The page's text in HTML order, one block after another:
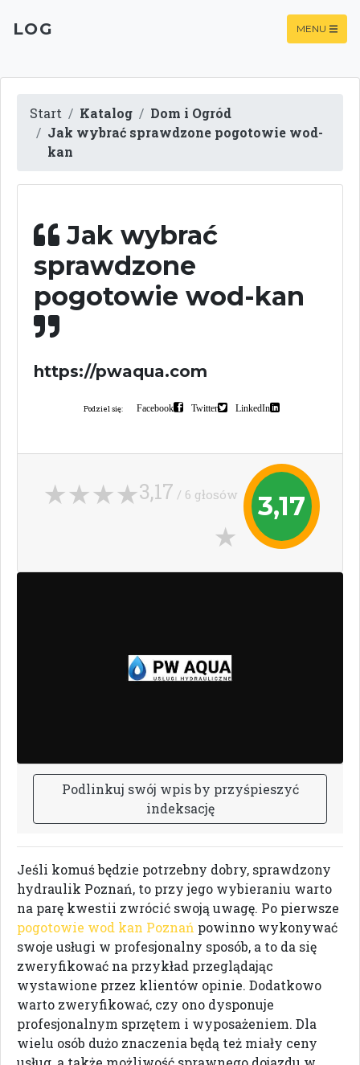
LOG MENU
Start Katalog
Dom i Ogród
Jak wybrać sprawdzone pogotowie wod-
kan
Jak wybrać
sprawdzone
pogotowie wod-kan
https://pwaqua.com
Podziel się: Facebook Twitter LinkedIn
3,17
3,17 / 6 głosów
Podlinkuj swój wpisby przyśpieszyć
indeksację
Jeśli komuś będzie potrzebny dobry, sprawdzony
hydraulik Poznań, to przy jego wybieraniu warto
na parę kwestii zwrócić swoją uwagę. Po pierwsze
pogotowie wod kan Poznań powinno wykonywać
swoje usługi w profesjonalny sposób, a to da się
zweryfikować na przykład przeglądając
wystawione przez klientów opinie. Dodatkowo
warto zweryfikować, czy ono dysponuje
profesjonalnym sprzętem i wyposażeniem. Dla
wielu osób dużo znaczenia będą też miały ceny